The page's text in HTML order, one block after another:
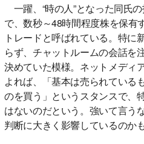
一躍、“時の人”となった同氏
で、数秒～48時間程度株を保有
トレードと呼ばれている。特に
らず、チャットルームの会話を
決めていた模様。ネットメディ
よれば、「基本は売られている
のを買う」というスタンスで、
はないのだという。強いて言う
判断に大きく影響しているのか